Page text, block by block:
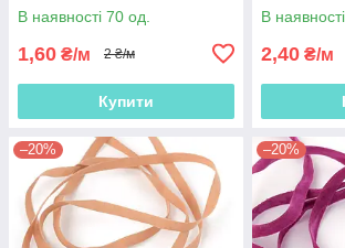
В наявності 70 од.
1,60 ₴/м 2 ₴/м
Купити
В
2,40 ₴/м
–20% –20%